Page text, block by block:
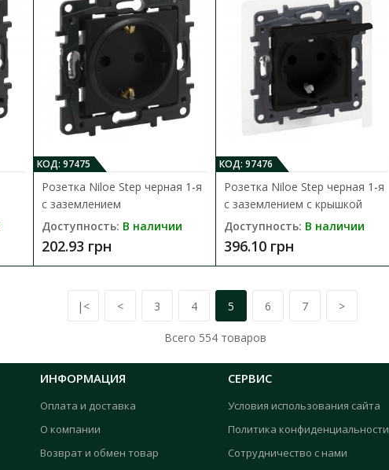
Выключатель Nilson Thor антрацит 1кл
Доступность: В наличии
Выключатель Nilson Thor устанавливается в сеть с переменным
149.88 грн
Выключатель Nilson Thor антрацит 2кл
В наличии
Двойной выключатель Nilson Thor устанавливается в сеть с
164.51 грн
КОД: 97475
Розетка Niloe Step черная 1-я
с заземлением
Доступность: В наличии
202.93 грн
КОД: 97476
Розетка Niloe Step черная 1-я
с заземлением с крышкой
Доступность: В наличии
396.10 грн
|< < 3 4 5 6 7 >
Всего 554 товаров
ИНФОРМАЦИЯ
Оплата и доставка
О компании
Возврат и обмен товар
СЕРВИС
Условия использования сайта
Политика конфиденциальности
Сотрудничество с нами